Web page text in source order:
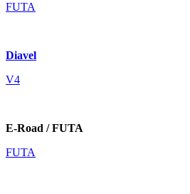
FUTA
Diavel
V4
E-Road / FUTA
FUTA